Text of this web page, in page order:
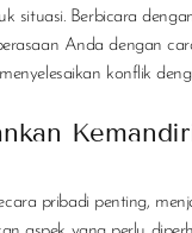
situasi. Berbicara
Anda dengan
konflik
pribadi penting,